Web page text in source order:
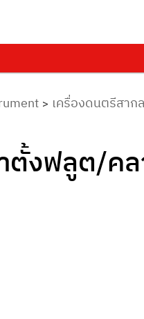
> เครื่องดนตรีสาก
ตั้งฟลูต/คล